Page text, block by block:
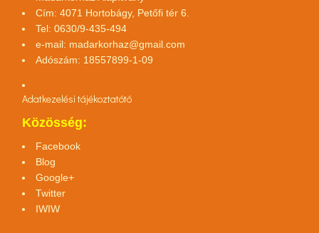
Cím: 4071 Hortobágy, Petőfi tér 6.
Tel: 0630/9-435-494
e-mail: madarkorhaz@gmail.com
Adószám: 18557899-1-09
Adatkezelési tájékoztatótó
Közösség:
Facebook
Blog
Google+
Twitter
IWIW